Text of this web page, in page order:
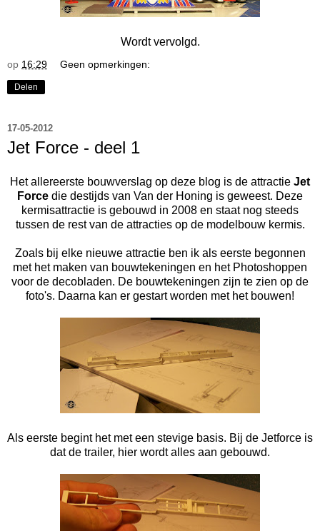
Wordt vervolgd.
op 16:29 Geen opmerkingen:
Delen
17-05-2012
Jet Force - deel 1
Het allereerste bouwverslag op deze blog is de attractie Jet
Force die destijds van Van der Honing is geweest. Deze
kermisattractie is gebouwd in 2008 en staat nog steeds
tussen de rest van de attracties op de modelbouw kermis.
Zoals bij elke nieuwe attractie ben ik als eerste begonnen
met het maken van bouwtekeningen en het Photoshoppen
voor de decobladen. De bouwtekeningen zijn te zien op de
foto's. Daarna kan er gestart worden met het bouwen!
Als eerste begint het met een stevige basis. Bij de Jetforce is
dat de trailer, hier wordt alles aan gebouwd.